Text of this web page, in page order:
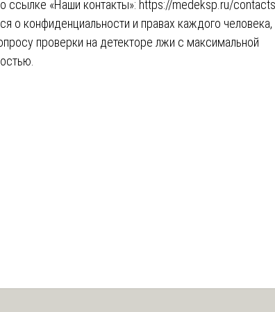
ссылке «Наши контакты»: https://medeksp.ru/
о конфиденциальности и правах каждого человека,
проверки на детекторе лжи с максимальной